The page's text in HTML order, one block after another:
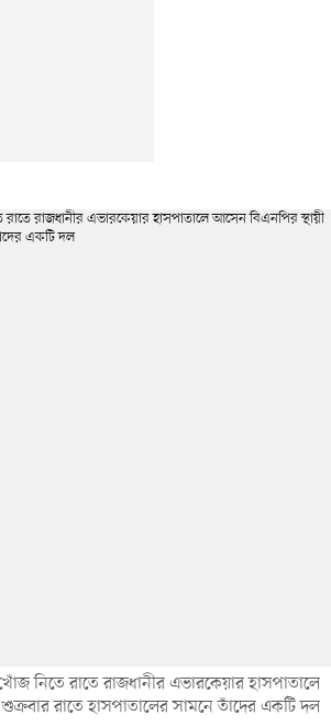
নিতে রাতে রাজধানীর এভারকেয়ার হাসপাতালে
রাতে হাসপাতালের সামনে তাঁদের একটি দল